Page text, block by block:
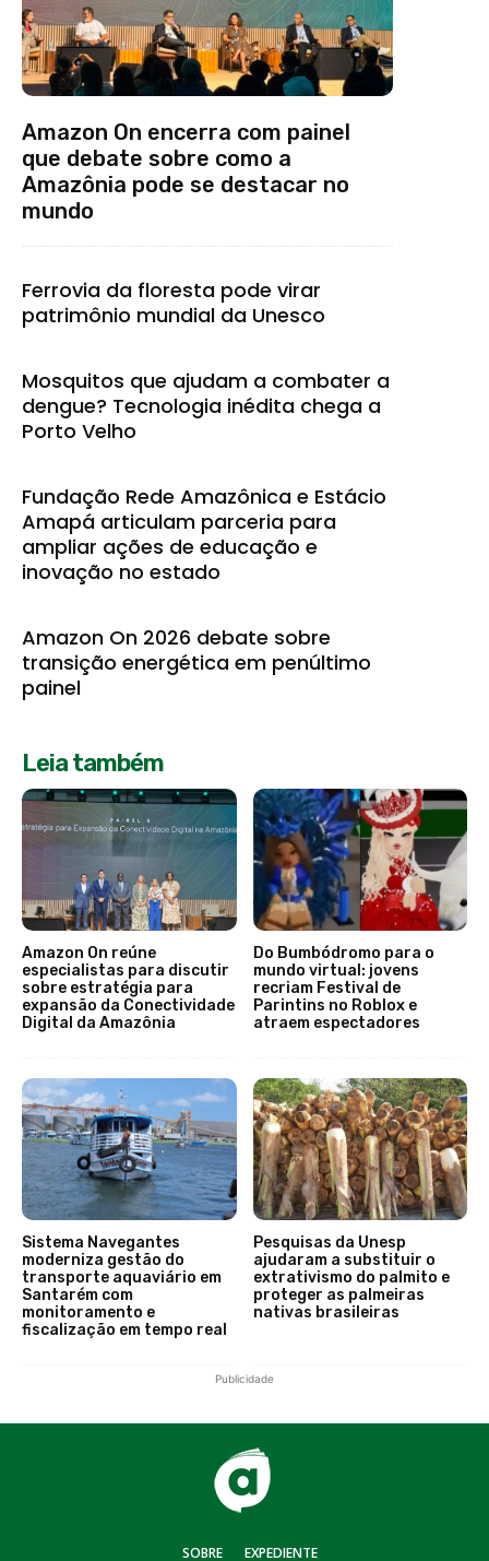
Amazon On encerra com painel
que debate sobre como a
Amazônia pode se destacar no
mundo
Ferrovia da floresta pode virar
patrimônio mundial da Unesco
Mosquitos que ajudam a combater a
dengue? Tecnologia inédita chega a
Porto Velho
Fundação Rede Amazônica e Estácio
Amapá articulam parceria para
ampliar ações de educação e
inovação no estado
Amazon On 2026 debate sobre
transição energética em penúltimo
painel
Leia também
Amazon On reúne
especialistas para discutir
sobre estratégia para
expansão da Conectividade
Digital da Amazônia
Do Bumbódromo para o
mundo virtual: jovens
recriam Festival de
Parintins no Roblox e
atraem espectadores
Sistema Navegantes
moderniza gestão do
transporte aquaviário em
Santarém com
monitoramento e
fiscalização em tempo real
Pesquisas da Unesp
ajudaram a substituir o
extrativismo do palmito e
proteger as palmeiras
nativas brasileiras
Publicidade
SOBRE EXPEDIENTE